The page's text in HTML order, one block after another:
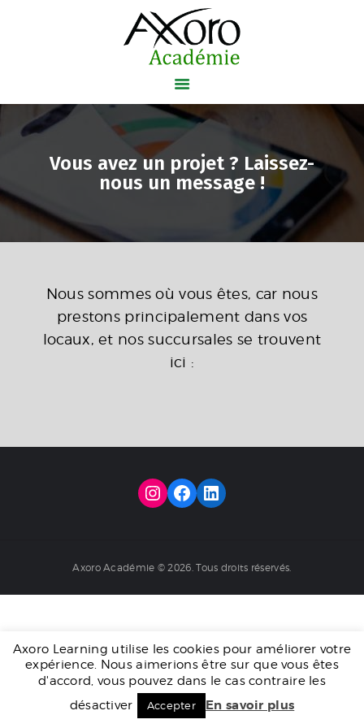
Axoro Académie
ACCUEIL
NOS FORMATIONS
AXOBLOG
Vous avez un projet ? Laissez-
nous un message​ !
Nous sommes où vous êtes, car nous
prestons principalement dans vos
locaux, et nos succursales se trouvent
ici :
Axoro Académie © 2026. Tous droits réservés.
Axoro Learning utilise les cookies pour améliorer votre
expérience. Nous aimerions être sur que vous êtes
d'accord, vous pouvez dans le cas contraire les
désactiver
Accepter En savoir plus